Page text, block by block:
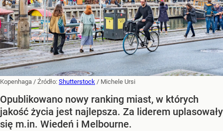
Kopenhaga / Źródło: Shutterstock / Michele Ursi
Opublikowano nowy ranking miast, w których
jakość życia jest najlepsza. Za liderem uplasowały
się m.in. Wiedeń i Melbourne.